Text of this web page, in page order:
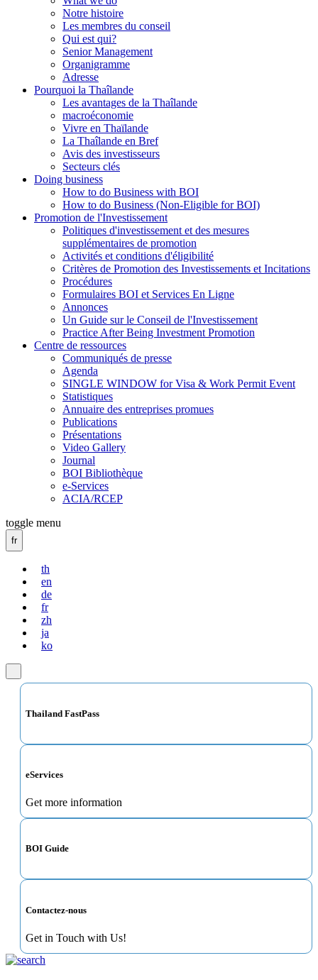
Notre histoire
Les membres du conseil
Qui est qui?
Senior Management
Organigramme
Adresse
Pourquoi la Thaîlande
Les avantages de la Thaîlande
macroéconomie
Vivre en Thaïlande
La Thaîlande en Bref
Avis des investisseurs
Secteurs clés
Doing business
How to do Business with BOI
How to do Business (Non-Eligible for BOI)
Promotion de l'Investissement
Politiques d'investissement et des mesures
supplémentaires de promotion
Activités et conditions d'éligibilité
Critères de Promotion des Investissements et Incitations
Procédures
Formulaires BOI et Services En Ligne
Annonces
Un Guide sur le Conseil de l'Investissement
Practice After Being Investment Promotion
Centre de ressources
Communiqués de presse
Agenda
SINGLE WINDOW for Visa & Work Permit Event
Statistiques
Annuaire des entreprises promues
Publications
Présentations
Video Gallery
Journal
BOI Bibliothèque
e-Services
ACIA/RCEP
toggle menu
fr
th
en
de
fr
zh
ja
ko
Thailand FastPass
eServices
Get more information
BOI Guide
Contactez-nous
Get in Touch with Us!